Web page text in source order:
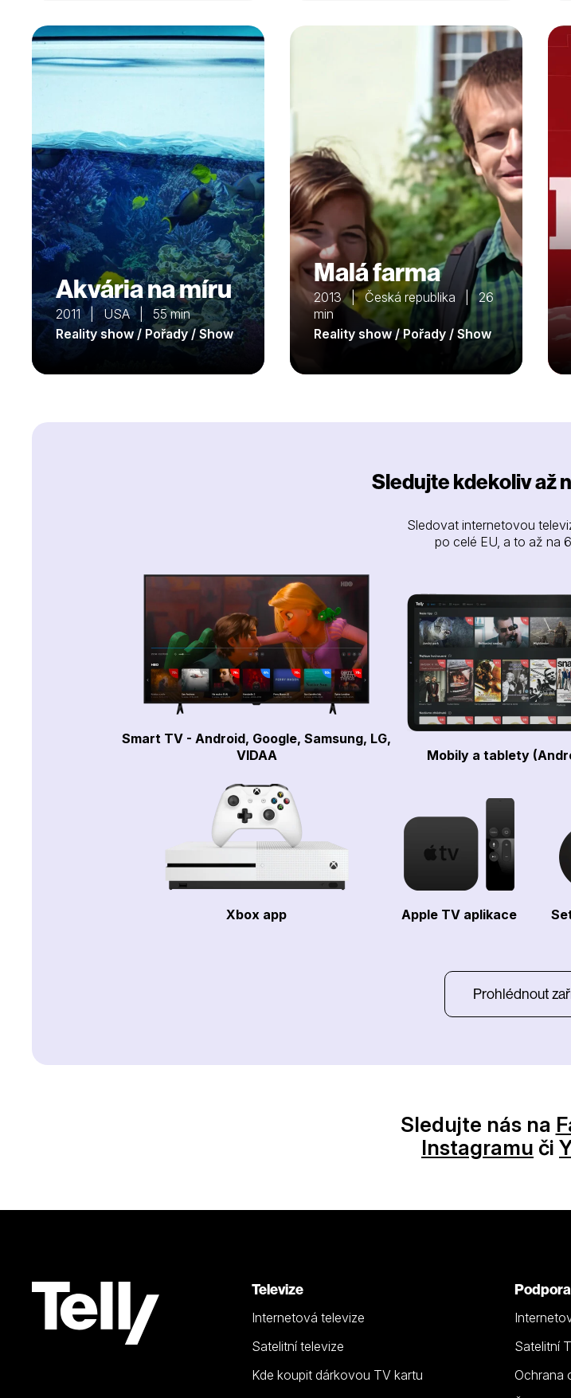
Akvária na míru
2011 | USA | 55 min
Reality show / Pořady / Show
Malá farma
2013 | Česká republika | 26
min
Reality show / Pořady / Show
Sledujte kdekoliv až
Sledovat internetovou
po celé EU, a to až na
Smart TV - Android, Google, Samsung, LG,
VIDAA
Mobily a tablety
Xbox app Apple TV aplikace
Prohlédnout
Sledujte nás na
Instagramu či
Televize
Internetová televize
Satelitní televize
Kde koupit dárkovou TV kartu
Podpora
Satelitní
Ochrana